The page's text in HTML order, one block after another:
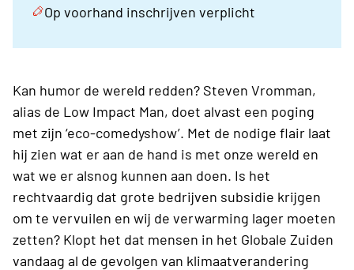
Op voorhand inschrijven verplicht
Kan humor de wereld redden? Steven Vromman,
alias de Low Impact Man, doet alvast een poging
met zijn ‘eco-comedyshow’. Met de nodige flair laat
hij zien wat er aan de hand is met onze wereld en
wat we er alsnog kunnen aan doen. Is het
rechtvaardig dat grote bedrijven subsidie krijgen
om te vervuilen en wij de verwarming lager moeten
zetten? Klopt het dat mensen in het Globale Zuiden
vandaag al de gevolgen van klimaatverandering